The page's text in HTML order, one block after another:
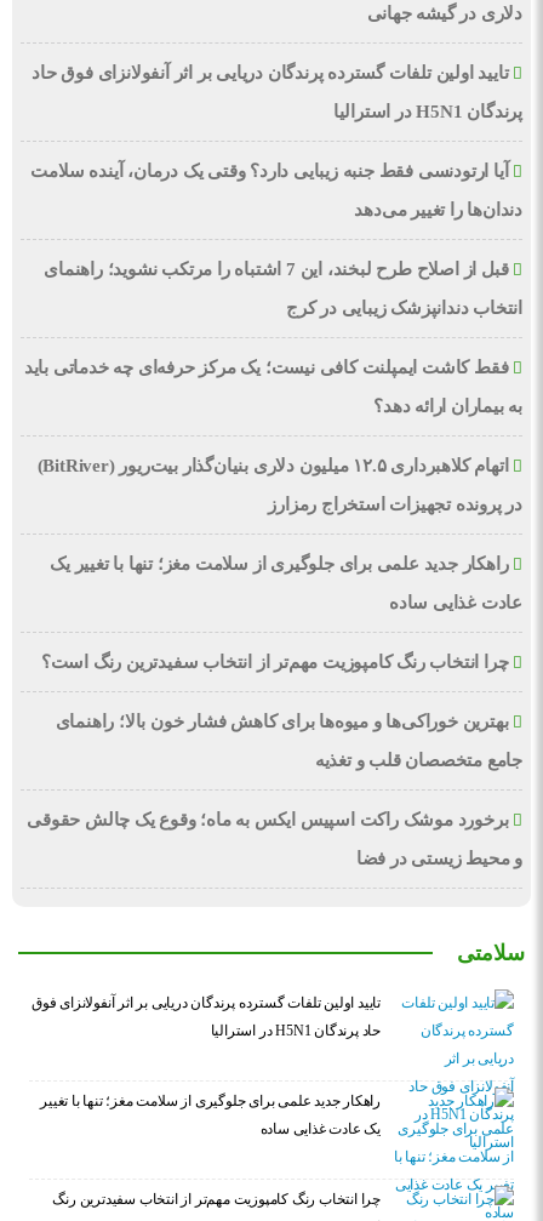
دلاری در گیشه جهانی
تایید اولین تلفات گسترده پرندگان دریایی بر اثر آنفولانزای فوق حاد
پرندگان H5N1 در استرالیا
آیا ارتودنسی فقط جنبه زیبایی دارد؟ وقتی یک درمان، آینده سلامت
دندان‌ها را تغییر می‌دهد
قبل از اصلاح طرح لبخند، این 7 اشتباه را مرتکب نشوید؛ راهنمای
انتخاب دندانپزشک زیبایی در کرج
فقط کاشت ایمپلنت کافی نیست؛ یک مرکز حرفه‌ای چه خدماتی باید
به بیماران ارائه دهد؟
اتهام کلاهبرداری ۱۲.۵ میلیون دلاری بنیان‌گذار بیت‌ریور (BitRiver)
در پرونده تجهیزات استخراج رمزارز
راهکار جدید علمی برای جلوگیری از سلامت مغز؛ تنها با تغییر یک
عادت غذایی ساده
چرا انتخاب رنگ کامپوزیت مهم‌تر از انتخاب سفیدترین رنگ است؟
بهترین خوراکی‌ها و میوه‌ها برای کاهش فشار خون بالا؛ راهنمای
جامع متخصصان قلب و تغذیه
برخورد موشک راکت اسپیس ایکس به ماه؛ وقوع یک چالش حقوقی
و محیط زیستی در فضا
سلامتی
تایید اولین تلفات گسترده پرندگان دریایی بر اثر آنفولانزای فوق
حاد پرندگان H5N1 در استرالیا
راهکار جدید علمی برای جلوگیری از سلامت مغز؛ تنها با تغییر
یک عادت غذایی ساده
چرا انتخاب رنگ کامپوزیت مهم‌تر از انتخاب سفیدترین رنگ